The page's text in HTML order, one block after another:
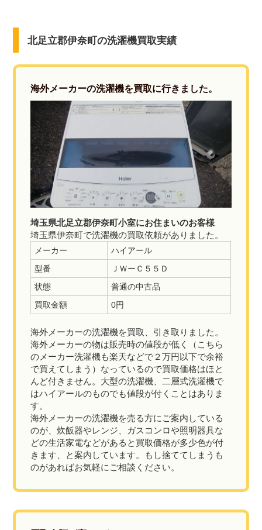
北足立郡伊奈町の洗濯機買取実績
海外メーカーの洗濯機を買取に行きました。
埼玉県北足立郡伊奈町小室にお住まいのお客様
埼玉県伊奈町で洗濯機の買取依頼がありました。
メーカー
ハイアール
型番
ＪＷーＣ５５Ｄ
状態
普通の中古品
買取金額
0円
海外メーカーの洗濯機を買取、引き取りました。
海外メーカーの物は販売時の値段が低く（こちら
のメーカー洗濯機も楽天などで２万円以下で余裕
で買えてしまう）なっているので買取価格はほと
んど付きません。大型の洗濯機、二層式洗濯機で
はハイアールのものでも値段が付くことはありま
す。
海外メーカーの洗濯機を売る方にご案内している
のが、炊飯器やレンジ、ガスコンロや照明器具な
どの生活家電などがあると買取価格が多少色が付
きます、と案内しています。もし捨ててしまうも
のがあればお気軽にご相談ください。